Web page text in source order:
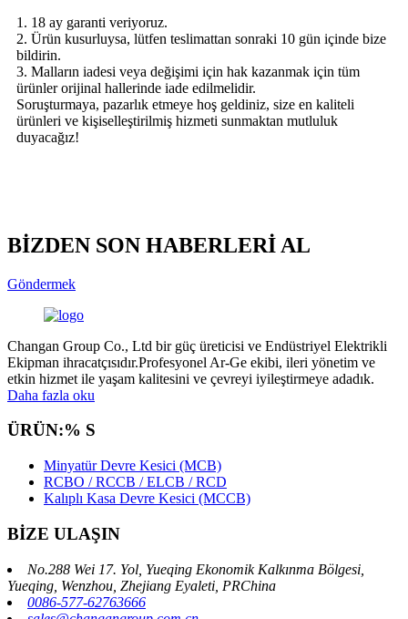
1. 18 ay garanti veriyoruz.
2. Ürün kusurluysa, lütfen teslimattan sonraki 10 gün içinde bize
bildirin.
3. Malların iadesi veya değişimi için hak kazanmak için tüm
ürünler orijinal hallerinde iade edilmelidir.
Soruşturmaya, pazarlık etmeye hoş geldiniz, size en kaliteli
ürünleri ve kişiselleştirilmiş hizmeti sunmaktan mutluluk
duyacağız!
BİZDEN SON HABERLERİ AL
Göndermek
Changan Group Co., Ltd bir güç üreticisi ve Endüstriyel Elektrikli
Ekipman ihracatçısıdır.Profesyonel Ar-Ge ekibi, ileri yönetim ve
etkin hizmet ile yaşam kalitesini ve çevreyi iyileştirmeye adadık.
Daha fazla oku
ÜRÜN:% S
Minyatür Devre Kesici (MCB)
RCBO / RCCB / ELCB / RCD
Kalıplı Kasa Devre Kesici (MCCB)
BİZE ULAŞIN
No.288 Wei 17. Yol, Yueqing Ekonomik Kalkınma Bölgesi,
Yueqing, Wenzhou, Zhejiang Eyaleti, PRChina
0086-577-62763666